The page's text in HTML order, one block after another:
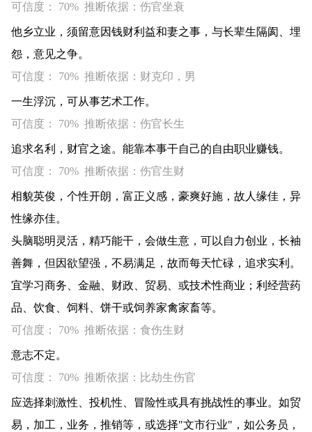
可信度： 70% 推断依据：伤官坐衰
他乡立业，须留意因钱财利益和妻之事，与长辈生隔阂、埋
怨，意见之争。
可信度： 70% 推断依据：财克印，男
一生浮沉，可从事艺术工作。
可信度： 70% 推断依据：伤官长生
追求名利，财官之途。能靠本事干自己的自由职业赚钱。
可信度： 70% 推断依据：伤官生财
相貌英俊，个性开朗，富正义感，豪爽好施，故人缘佳，异
性缘亦佳。
头脑聪明灵活，精巧能干，会做生意，可以自力创业，长袖
善舞，但因欲望强，不易满足，故而每天忙碌，追求实利。
宜学习商务、金融、财政、贸易、或技术性商业；利经营药
品、饮食、饲料、饼干或饲养家禽家畜等。
可信度： 70% 推断依据：食伤生财
意志不定。
可信度： 70% 推断依据：比劫生伤官
应选择刺激性、投机性、冒险性或具有挑战性的事业。如贸
易，加工，业务，推销等，或选择"文市行业"，如公务员，